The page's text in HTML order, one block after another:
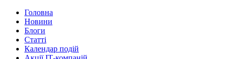
Головна
Новини
Блоги
Статті
Календар подій